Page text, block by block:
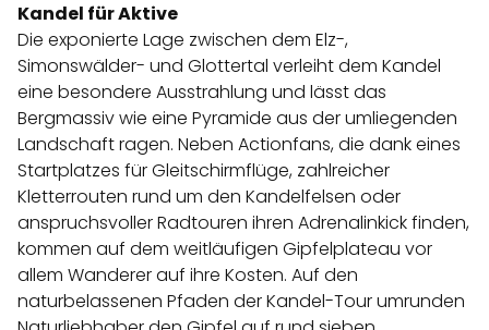
Kandel für Aktive
Die exponierte Lage zwischen dem Elz-,
Simonswälder- und Glottertal verleiht dem Kandel
eine besondere Ausstrahlung und lässt das
Bergmassiv wie eine Pyramide aus der umliegenden
Landschaft ragen. Neben Actionfans, die dank eines
Startplatzes für Gleitschirmflüge, zahlreicher
Kletterrouten rund um den Kandelfelsen oder
anspruchsvoller Radtouren ihren Adrenalinkick finden,
kommen auf dem weitläufigen Gipfelplateau vor
allem Wanderer auf ihre Kosten. Auf den
naturbelassenen Pfaden der Kandel-Tour umrunden